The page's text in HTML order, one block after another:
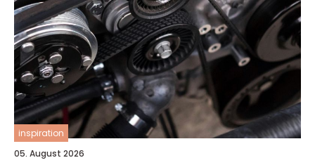
inspiration
05. August 2026